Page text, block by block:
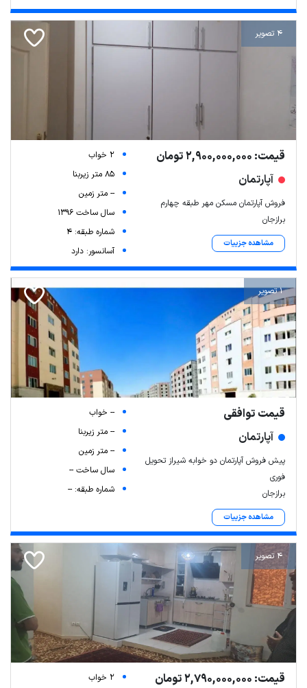
4 تصویر
قیمت: 2,900,000,000 تومان
آپارتمان
فروش آپارتمان مسکن مهر طبقه چهارم
برازجان
مشاهده جزییات
2 خواب
85 متر زیربنا
-- متر زمین
سال ساخت 1396
شماره طبقه: 4
آسانسور: دارد
1 تصویر
قیمت توافقی
آپارتمان
پیش فروش آپارتمان دو خوابه شیراز تحویل
فوری
برازجان
مشاهده جزییات
-- خواب
-- متر زیربنا
-- متر زمین
سال ساخت --
شماره طبقه: --
4 تصویر
قیمت: 2,790,000,000 تومان
2 خواب